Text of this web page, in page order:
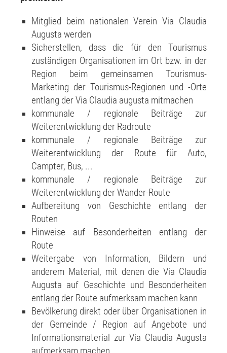
Mitglied beim nationalen Verein Via Claudia
Augusta werden
Sicherstellen, dass die für den Tourismus
zuständigen Organisationen im Ort bzw. in der
Region beim gemeinsamen Tourismus-
Marketing der Tourismus-Regionen und -Orte
entlang der Via Claudia augusta mitmachen
kommunale / regionale Beiträge zur
Weiterentwicklung der Radroute
kommunale / regionale Beiträge zur
Weiterentwicklung der Route für Auto,
Campter, Bus, ...
kommunale / regionale Beiträge zur
Weiterentwicklung der Wander-Route
Aufbereitung von Geschichte entlang der
Routen
Hinweise auf Besonderheiten entlang der
Route
Weitergabe von Information, Bildern und
anderem Material, mit denen die Via Claudia
Augusta auf Geschichte und Besonderheiten
entlang der Route aufmerksam machen kann
Bevölkerung direkt oder über Organisationen in
der Gemeinde / Region auf Angebote und
Informationsmaterial zur Via Claudia Augusta